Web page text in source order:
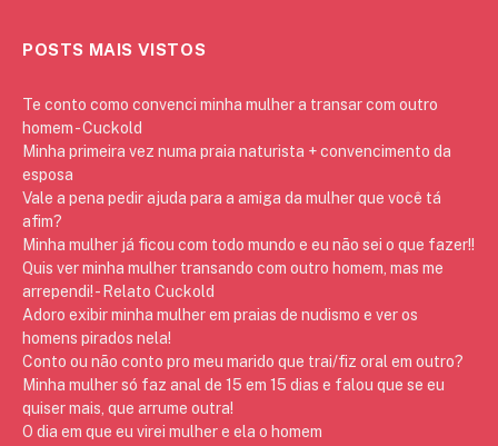
POSTS MAIS VISTOS
Te conto como convenci minha mulher a transar com outro
homem - Cuckold
Minha primeira vez numa praia naturista + convencimento da
esposa
Vale a pena pedir ajuda para a amiga da mulher que você tá
afim?
Minha mulher já ficou com todo mundo e eu não sei o que fazer!!
Quis ver minha mulher transando com outro homem, mas me
arrependi! - Relato Cuckold
Adoro exibir minha mulher em praias de nudismo e ver os
homens pirados nela!
Conto ou não conto pro meu marido que trai/fiz oral em outro?
Minha mulher só faz anal de 15 em 15 dias e falou que se eu
quiser mais, que arrume outra!
O dia em que eu virei mulher e ela o homem